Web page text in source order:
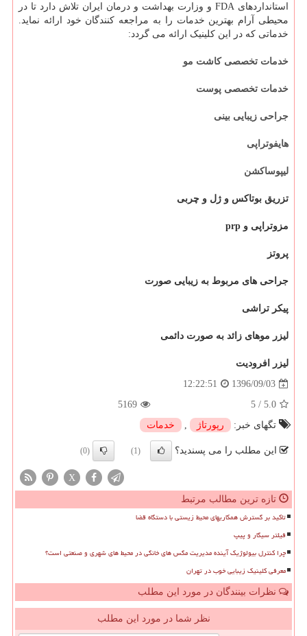
استانداردهای FDA و وزارت بهداشت و درمان ایران تلاش دارد تا در
محیطی آرام بهترین خدمات را به مراجعه کنندگان خود ارائه نماید.
خدماتی که در این کلینیک ارائه می گردد:
خدمات تخصصی کاشت مو
خدمات تخصصی پوست
جراحی زیبایی بینی
هایفوتراپی
لیپوساکشن
تزریق بوتاکس و ژل و چربی
مزوتراپی و prp
پروتز
جراحی های مربوط به زیبایی صورت
پیکر تراشی
لیزر موهای زائد به صورت دائمی
لیزر افرودیت
1396/09/03
12:22:51
5.0
/
5
5169
تگهای خبر:
رپورتاژ , خدمات
این مطلب را می پسندید؟ (1)
(0)
X
تازه ترین مطالب مرتبط
تاکید بر گسترش همکاریهای محیط زیستی با دستگاه قضا
فیلتر سیگار و پیپ
چرا کنترل بیولوژیک آینده مدیریت مگس های خانگی در محیط های شهری و صنعتی است؟
معرفی کلینیک زیبایی خوب در تهران
نظرات بینندگان در مورد این مطلب
نظر شما در مورد این مطلب